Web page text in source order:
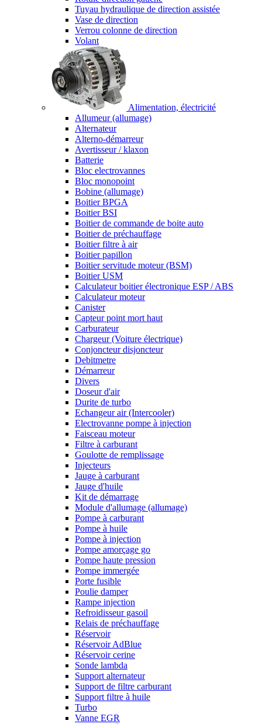
Tuyau hydraulique de direction assistée
Vase de direction
Verrou colonne de direction
Volant
Alimentation, électricité
Allumeur (allumage)
Alternateur
Alterno-démarreur
Avertisseur / klaxon
Batterie
Bloc electrovannes
Bloc monopoint
Bobine (allumage)
Boitier BPGA
Boitier BSI
Boitier de commande de boite auto
Boitier de préchauffage
Boitier filtre à air
Boitier papillon
Boitier servitude moteur (BSM)
Boitier USM
Calculateur boitier électronique ESP / ABS
Calculateur moteur
Canister
Capteur point mort haut
Carburateur
Chargeur (Voiture électrique)
Conjoncteur disjoncteur
Debitmetre
Démarreur
Divers
Doseur d'air
Durite de turbo
Echangeur air (Intercooler)
Electrovanne pompe à injection
Faisceau moteur
Filtre à carburant
Goulotte de remplissage
Injecteurs
Jauge à carburant
Jauge d'huile
Kit de démarrage
Module d'allumage (allumage)
Pompe à carburant
Pompe à huile
Pompe à injection
Pompe amorçage go
Pompe haute pression
Pompe immergée
Porte fusible
Poulie damper
Rampe injection
Refroidisseur gasoil
Relais de préchauffage
Réservoir
Réservoir AdBlue
Réservoir cerine
Sonde lambda
Support alternateur
Support de filtre carburant
Support filtre à huile
Turbo
Vanne EGR